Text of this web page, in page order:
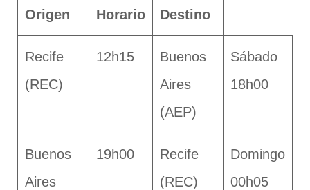
Origen Horario Destino
Recife
(REC)
12h15
Buenos
Aires
(AEP)
Sábado
18h00
Buenos
Aires
19h00
Recife
(REC)
Domingo
00h05